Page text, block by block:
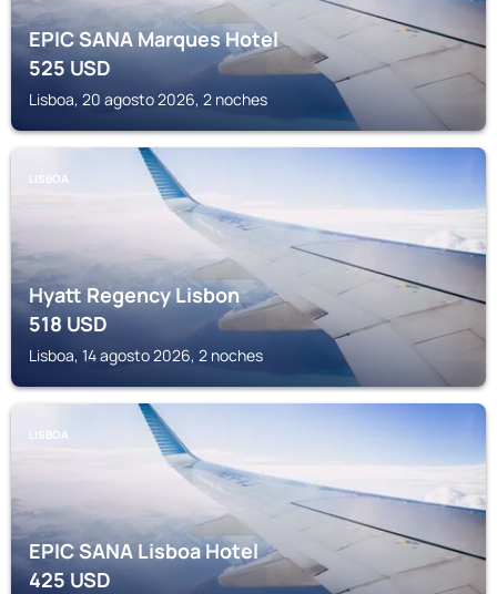
EPIC SANA Marques Hotel
525USD
Lisboa, 20 agosto 2026, 2 noches
LISBOA
Hyatt Regency Lisbon
518USD
Lisboa, 14 agosto 2026, 2 noches
LISBOA
EPIC SANA Lisboa Hotel
425USD